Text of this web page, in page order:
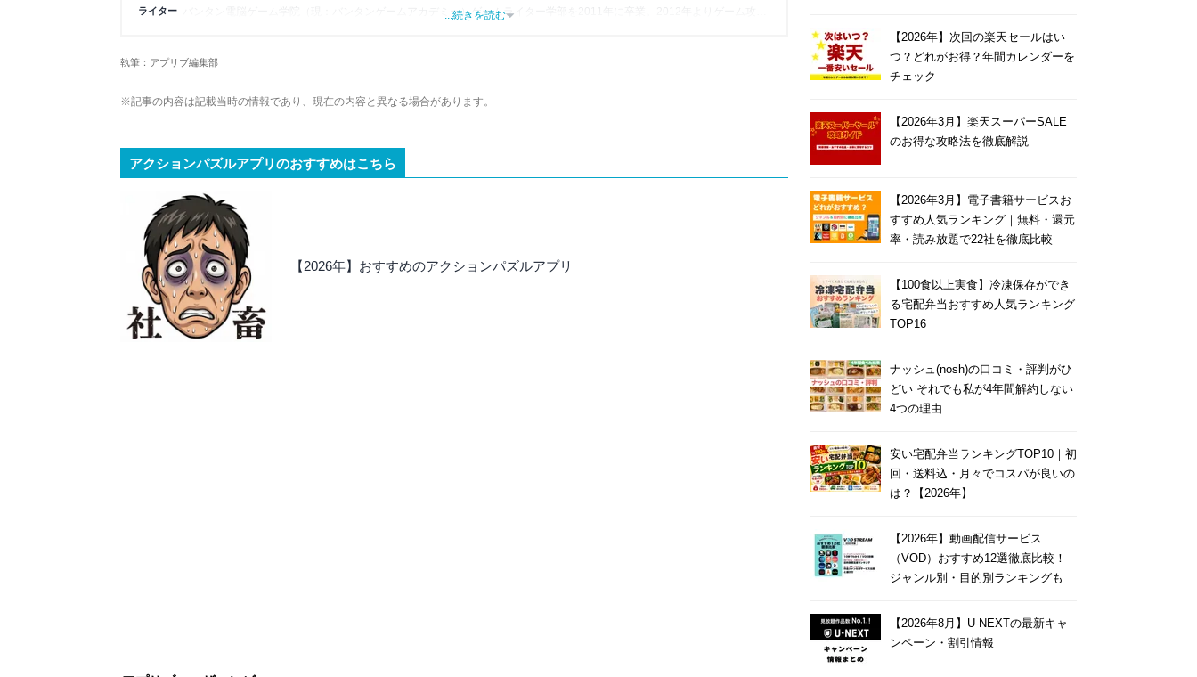
ライター
バンタン電脳ゲーム学院（現：バンタンゲームアカデミー）ゲームライター学部を2011年に卒業。2012年よりゲーム攻略
字検定2級を所持。ゲームが持つ楽しさを、ツールにある便利さを伝わるライティングを心がけています。
...続きを読む
執筆：アプリブ編集部
※記事の内容は記載当時の情報であり、現在の内容と異なる場合があります。
アクションパズルアプリのおすすめはこちら
【2026年】おすすめのアクションパズルアプリ
【2026年】次回の楽天セールはい
つ？どれがお得？年間カレンダーを
チェック
【2026年3月】楽天スーパーSALE
のお得な攻略法を徹底解説
【2026年3月】電子書籍サービスお
すすめ人気ランキング｜無料・還元
率・読み放題で22社を徹底比較
【100食以上実食】冷凍保存ができ
る宅配弁当おすすめ人気ランキング
TOP16
ナッシュ(nosh)の口コミ・評判がひ
どい それでも私が4年間解約しない
4つの理由
安い宅配弁当ランキングTOP10｜初
回・送料込・月々でコスパが良いの
は？【2026年】
【2026年】動画配信サービス
（VOD）おすすめ12選徹底比較！
ジャンル別・目的別ランキングも
【2026年8月】U-NEXTの最新キャ
ンペーン・割引情報